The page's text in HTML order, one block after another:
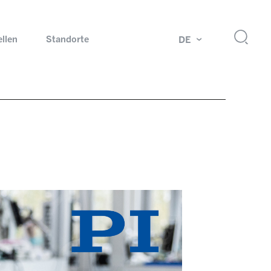
Industrien – unsere Kernmärkte
Standorte DE